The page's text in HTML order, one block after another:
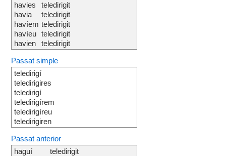
havies
havia
havíem
havíeu
havien
teledirigit
teledirigit
teledirigit
teledirigit
teledirigit
Passat simple
teledirigí
teledirigires
teledirigí
teledirigírem
teledirigíreu
teledirigiren
Passat anterior
haguí
teledirigit